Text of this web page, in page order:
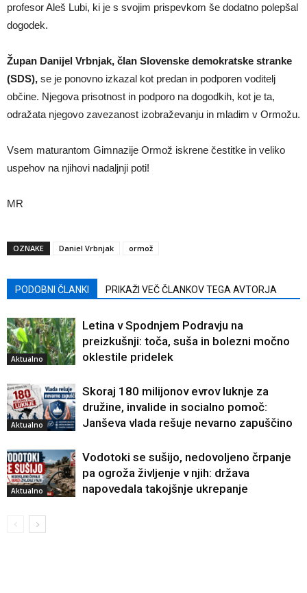
profesor Aleš Lubi, ki je s svojim prispevkom še dodatno polepšal
dogodek.
Župan Danijel Vrbnjak, član Slovenske demokratske stranke
(SDS), se je ponovno izkazal kot predan in podporen voditelj
občine. Njegova prisotnost in podporo na dogodkih, kot je ta,
odražata njegovo zavezanost izobraževanju in mladim v Ormožu.
Vsem maturantom Gimnazije Ormož iskrene čestitke in veliko
uspehov na njihovi nadaljnji poti!
MR
OZNAKE Daniel Vrbnjak ormož
PODOBNI ČLANKI PRIKAŽI VEČ ČLANKOV TEGA AVTORJA
Aktualno
Letina v Spodnjem Podravju na
preizkušnji: toča, suša in bolezni močno
oklestile pridelek
Aktualno
Skoraj 180 milijonov evrov luknje za
družine, invalide in socialno pomoč:
Janševa vlada rešuje nevarno zapuščino
Aktualno
Vodotoki se sušijo, nedovoljeno črpanje
pa ogroža življenje v njih: država
napovedala takojšnje ukrepanje